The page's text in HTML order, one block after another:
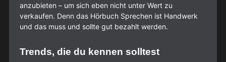
anzubieten – um sich eben nicht unter Wert zu
verkaufen. Denn das Hörbuch Sprechen ist Handwerk
und das muss und sollte gut bezahlt werden.
Trends, die du kennen solltest